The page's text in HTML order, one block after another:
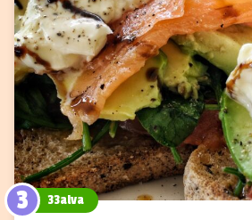
3 33alva